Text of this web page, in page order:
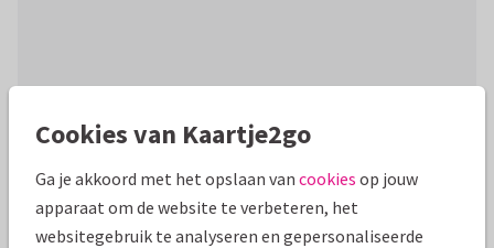
Productinformatie
Hippe kaart met fotocollage in de vorm van een hartje op
een krijtbord achtergrond. Persoonlijk met eigen foto's!
Cookies van Kaartje2go
Ga je akkoord met het opslaan van cookies op jouw
apparaat om de website te verbeteren, het
websitegebruik te analyseren en gepersonaliseerde